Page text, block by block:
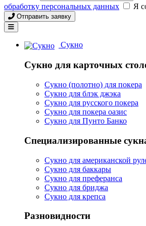
обработку персональных данных
Я
Отправить заявку
Сукно
Сукно для карточных
Сукно (полотно) для покера
Сукно для блэк джэка
Сукно для русского покера
Сукно для покера оазис
Сукно для Пунто Банко
Специализированные
Сукно для американской
Сукно для баккары
Сукно для преферанса
Сукно для бриджа
Сукно для крепса
Разновидности